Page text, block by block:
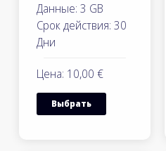
Данные: 3 GB
Срок действия: 30
Дни
Цена: 10,00 €
Выбрать